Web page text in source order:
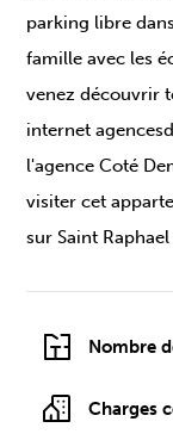
parking libre
famille avec les
venez découvrir
internet
l'agence Coté
visiter cet
sur Saint
Nombre
Charges